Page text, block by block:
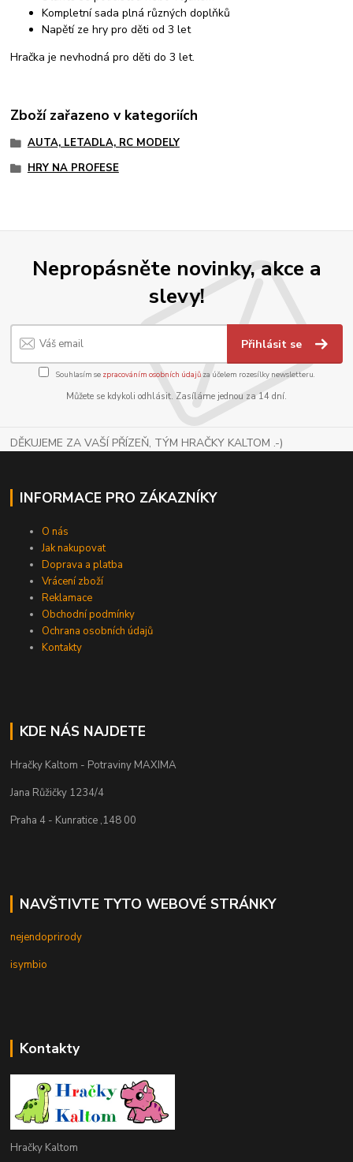
Kompletní sada plná různých doplňků
Napětí ze hry pro děti od 3 let
Hračka je nevhodná pro děti do 3 let.
Zboží zařazeno v kategoriích
AUTA, LETADLA, RC MODELY
HRY NA PROFESE
Nepropásněte novinky, akce a
slevy!
Přihlásit se
Souhlasím se zpracováním osobních údajůza účelem rozesílky newsletteru.
Můžete se kdykoli odhlásit. Zasíláme jednou za 14 dní.
DĚKUJEME ZA VAŠÍ PŘÍZEŇ, TÝM HRAČKY KALTOM .-)
INFORMACE PRO ZÁKAZNÍKY
O nás
Jak nakupovat
Doprava a platba
Vrácení zboží
Reklamace
Obchodní podmínky
Ochrana osobních údajů
Kontakty
KDE NÁS NAJDETE
Hračky Kaltom - Potraviny MAXIMA
Jana Růžičky 1234/4
Praha 4 - Kunratice ,148 00
NAVŠTIVTE TYTO WEBOVÉ STRÁNKY
nejendoprirody
isymbio
Kontakty
Hračky Kaltom